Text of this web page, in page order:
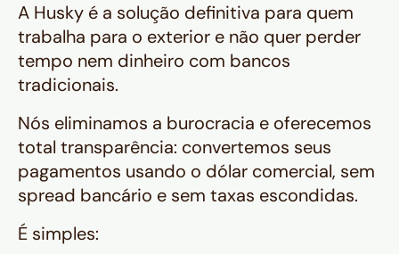
A Husky é a solução definitiva para quem
trabalha para o exterior e não quer perder
tempo nem dinheiro com bancos
tradicionais.
Nós eliminamos a burocracia e oferecemos
total transparência: convertemos seus
pagamentos usando o dólar comercial, sem
spread bancário e sem taxas escondidas.
É simples: